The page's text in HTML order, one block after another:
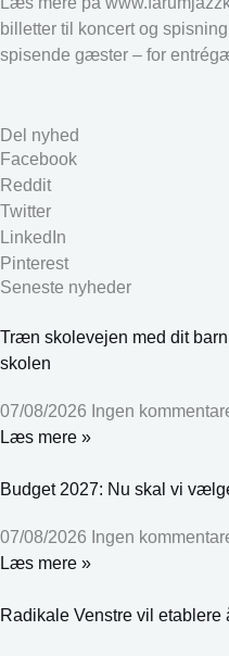
billetter til koncert og
spisende gæster – for
Del nyhed
Facebook
Reddit
Twitter
LinkedIn
Pinterest
Seneste nyheder
Træn skolevejen med dit
skolen
07/08/2026 Ingen
Læs mere »
Budget 2027: Nu skal vi
07/08/2026 Ingen
Læs mere »
Radikale Venstre vil